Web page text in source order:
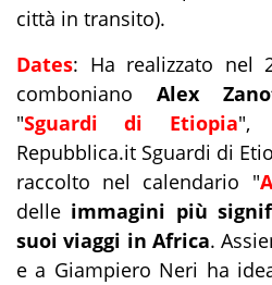
città in transito).
Dates: Ha realizzato nel
comboniano Alex
"Sguardi di Etiopia",
Repubblica.it Sguardi di
raccolto nel calendario "
delle immagini più
suoi viaggi in Africa.
e a Giampiero Neri ha